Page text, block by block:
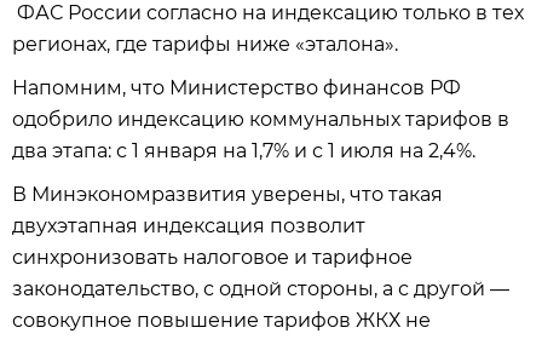
ФАС России согласно на индексацию только в тех
регионах, где тарифы ниже «эталона».
Напомним, что Министерство финансов РФ
одобрило индексацию коммунальных тарифов в
два этапа: с 1 января на 1,7% и с 1 июля на 2,4%.
В Минэкономразвития уверены, что такая
двухэтапная индексация позволит
синхронизовать налоговое и тарифное
законодательство, с одной стороны, а с другой —
совокупное повышение тарифов ЖКХ не